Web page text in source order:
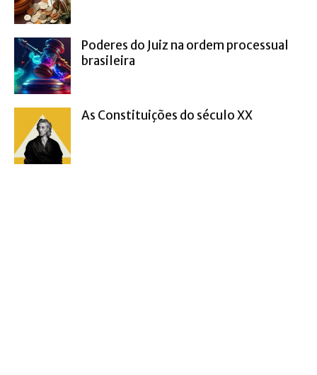
Poderes do Juiz na ordem processual
brasileira
As Constituições do século XX